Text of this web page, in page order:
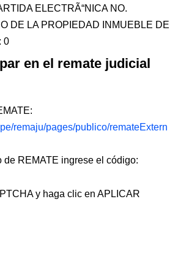
ELECTRÃ“NICA NO.
DE LA PROPIEDAD INMUEBLE DE
0
en el remate judicial
remaju/pages/publico/remateExtern
de REMATE ingrese el código:
y haga clic en APLICAR